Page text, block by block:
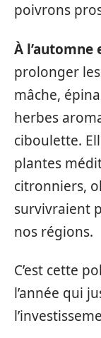
poivrons
À l’automne
prolonger
mâche,
herbes
ciboulette.
plantes
citronniers,
survivraient
nos régions.
C’est cette
l’année qui